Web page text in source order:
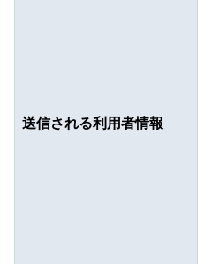
送信される利用者情報